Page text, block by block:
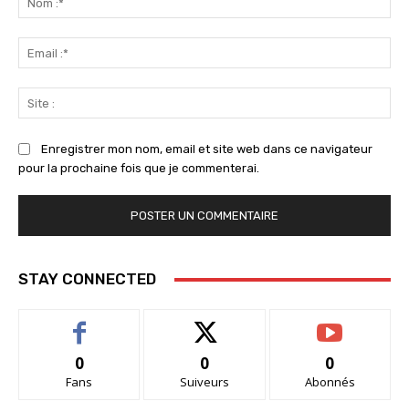
:*
:*
:
Enregistrer mon nom, email et site web dans ce navigateur
pour la prochaine fois que je commenterai.
STAY CONNECTED
0
Fans
0
Suiveurs
0
Abonnés